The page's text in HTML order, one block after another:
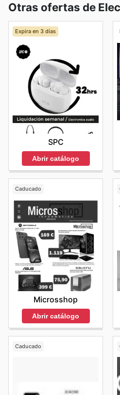
Otras ofertas de
Expira en 3 días
SPC
Abrir catálogo
Caducado
Microsshop
Abrir catálogo
Caducado